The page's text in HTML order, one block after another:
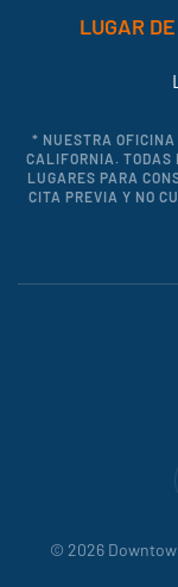
LUGAR
* NUESTRA
CALIFORNIA. TODAS
LUGARES PARA
CITA PREVIA Y NO
© 2026